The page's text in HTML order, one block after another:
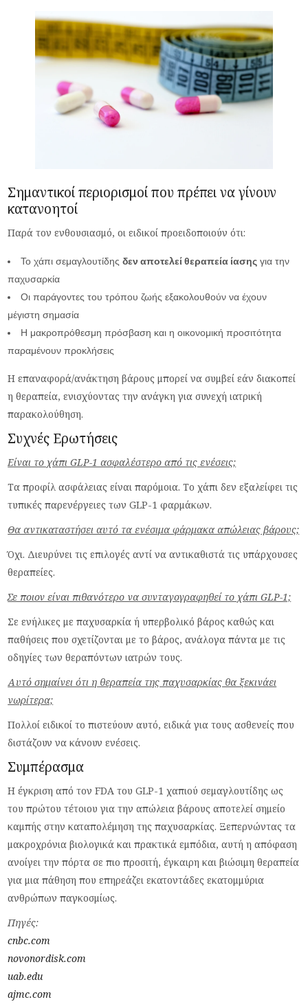
Σημαντικοί περιορισμοί που πρέπει να γίνουν
κατανοητοί
Παρά τον ενθουσιασμό, οι ειδικοί προειδοποιούν ότι:
Το χάπι σεμαγλουτίδηςδεν αποτελεί θεραπεία ίασης για την
παχυσαρκία
Οι παράγοντες του τρόπου ζωής εξακολουθούν να έχουν
μέγιστη σημασία
Η μακροπρόθεσμη πρόσβαση και η οικονομική προσιτότητα
παραμένουν προκλήσεις
Η επαναφορά/ανάκτηση βάρους μπορεί να συμβεί εάν διακοπεί
η θεραπεία, ενισχύοντας την ανάγκη για συνεχή ιατρική
παρακολούθηση.
Συχνές Ερωτήσεις
Είναι το χάπι GLP-1 ασφαλέστερο από τις ενέσεις;
Τα προφίλ ασφάλειας είναι παρόμοια. Το χάπι δεν εξαλείφει τις
τυπικές παρενέργειες των GLP-1 φαρμάκων.
Θα αντικαταστήσει αυτό τα ενέσιμα φάρμακα απώλειας βάρους;
Όχι. Διευρύνει τις επιλογές αντί να αντικαθιστά τις υπάρχουσες
θεραπείες.
Σε ποιον είναι πιθανότερο να συνταγογραφηθεί το χάπι GLP-1;
Σε ενήλικες με παχυσαρκία ή υπερβολικό βάρος καθώς και
παθήσεις που σχετίζονται με το βάρος, ανάλογα πάντα με τις
οδηγίες των θεραπόντων ιατρών τους.
Αυτό σημαίνει ότι η θεραπεία της παχυσαρκίας θα ξεκινάει
νωρίτερα;
Πολλοί ειδικοί το πιστεύουν αυτό, ειδικά για τους ασθενείς που
διστάζουν να κάνουν ενέσεις.
Συμπέρασμα
Η έγκριση από τον FDA του GLP-1 χαπιού σεμαγλουτίδης ως
του πρώτου τέτοιου για την απώλεια βάρους αποτελεί σημείο
καμπής στην καταπολέμηση της παχυσαρκίας. Ξεπερνώντας τα
μακροχρόνια βιολογικά και πρακτικά εμπόδια, αυτή η απόφαση
ανοίγει την πόρτα σε πιο προσιτή, έγκαιρη και βιώσιμη θεραπεία
για μια πάθηση που επηρεάζει εκατοντάδες εκατομμύρια
ανθρώπων παγκοσμίως.
Πηγές:
cnbc.com
novonordisk.com
uab.edu
ajmc.com